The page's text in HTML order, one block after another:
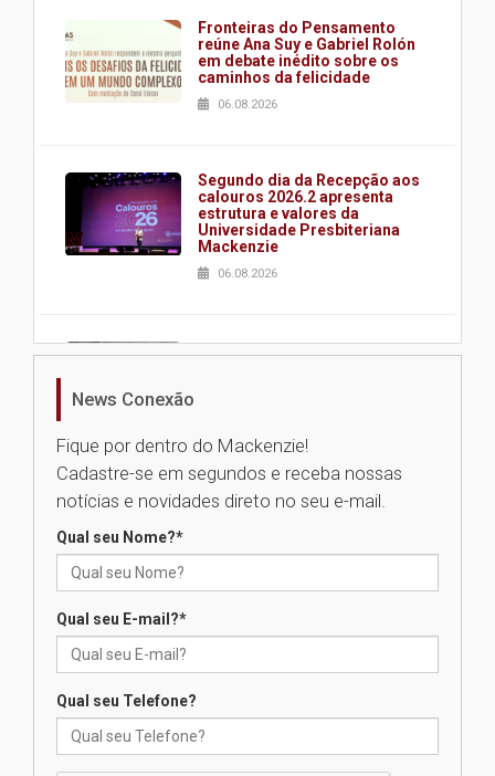
Fronteiras do Pensamento
reúne Ana Suy e Gabriel Rolón
em debate inédito sobre os
caminhos da felicidade
06.08.2026
Segundo dia da Recepção aos
calouros 2026.2 apresenta
estrutura e valores da
Universidade Presbiteriana
Mackenzie
06.08.2026
Nova apresentação do Centro
Universidade Mackenzie
realizará nova edição da Feira
das novas tecnologias em
News Conexão
Fique por dentro do Mackenzie!
Cadastre-se em segundos e receba nossas
notícias e novidades direto no seu e-mail.
Qual seu Nome?*
Qual seu E-mail?*
Qual seu Telefone?